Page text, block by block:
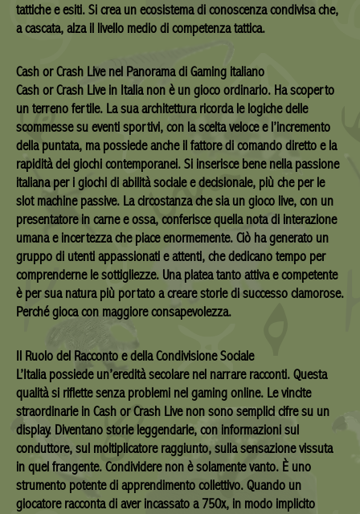
tattiche e esiti. Si crea un ecosistema di conoscenza condivisa che,
a cascata, alza il livello medio di competenza tattica.
Cash or Crash Live nel Panorama di Gaming italiano
Cash or Crash Live in Italia non è un gioco ordinario. Ha scoperto
un terreno fertile. La sua architettura ricorda le logiche delle
scommesse su eventi sportivi, con la scelta veloce e l’incremento
della puntata, ma possiede anche il fattore di comando diretto e la
rapidità dei giochi contemporanei. Si inserisce bene nella passione
italiana per i giochi di abilità sociale e decisionale, più che per le
slot machine passive. La circostanza che sia un gioco live, con un
presentatore in carne e ossa, conferisce quella nota di interazione
umana e incertezza che piace enormemente. Ciò ha generato un
gruppo di utenti appassionati e attenti, che dedicano tempo per
comprenderne le sottigliezze. Una platea tanto attiva e competente
è per sua natura più portato a creare storie di successo clamorose.
Perché gioca con maggiore consapevolezza.
Il Ruolo del Racconto e della Condivisione Sociale
L’Italia possiede un’eredità secolare nel narrare racconti. Questa
qualità si riflette senza problemi nel gaming online. Le vincite
straordinarie in Cash or Crash Live non sono semplici cifre su un
display. Diventano storie leggendarie, con informazioni sul
conduttore, sul moltiplicatore raggiunto, sulla sensazione vissuta
in quel frangente. Condividere non è solamente vanto. È uno
strumento potente di apprendimento collettivo. Quando un
giocatore racconta di aver incassato a 750x, in modo implicito